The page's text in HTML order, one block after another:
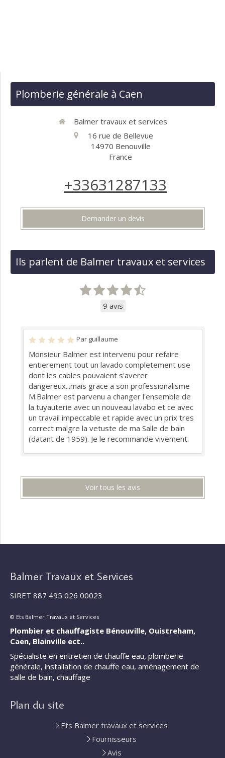
Plomberie générale à Caen
Balmer travaux et services
16 rue de Bellevue
14970 Benouville
France
+33631287133
Demander un devis
Ils parlent de Balmer travaux et services
9 avis
Par guillaume
Monsieur Balmer est intervenu pour refaire
entierement tout un lavado completement use
dont les cables pouvaient s'averer
dangereux...mais grace a son professionalisme
M.Balmer est parvenu a changer l'ensemble de
la tuyauterie avec un nouveau lavabo et ce avec
un travail impeccable et rapide avec un prix tres
correct malgre la vetuste de ma Salle de bain
(datant de 1959). Je le recommande vivement.
Voir tous les avis
Balmer Travaux et Services
SIRET 887 495 026 00023
© Ets Balmer Travaux et Services
Plombier et chauffagiste Bénouville, Ouistreham,
Caen, Blainville ect..
Spécialiste en entretien de chauffe eau, plomberie
générale, installation de chauffe eau, aménagement de
salle de bain, chauffage
Plan du site
Ets Balmer travaux et services
Fournisseurs
Avis